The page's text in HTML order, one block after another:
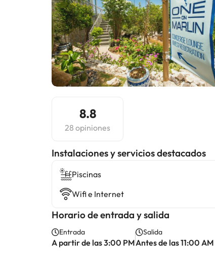
8.8
28 opiniones
Instalaciones y servicios destacados
Piscinas
Wifi e Internet
Horario de entrada y salida
Entrada
A partir de las 3:00 PM
Salida
Antes de las 11:00 AM